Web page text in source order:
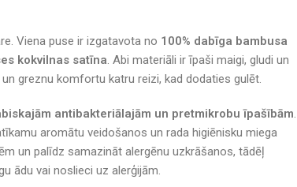
Viena puse ir izgatavota no 100% dabīga bambusa
kokvilnas satīna . Abi materiāli ir īpaši maigi, gludi un
greznu komfortu katru reizi, kad dodaties gulēt.
antibakteriālajām un pretmikrobu īpašībām
aromātu veidošanos un rada higiēnisku miega
un palīdz samazināt alergēnu uzkrāšanos, tādēļ
ādu vai noslieci uz alerģijām.